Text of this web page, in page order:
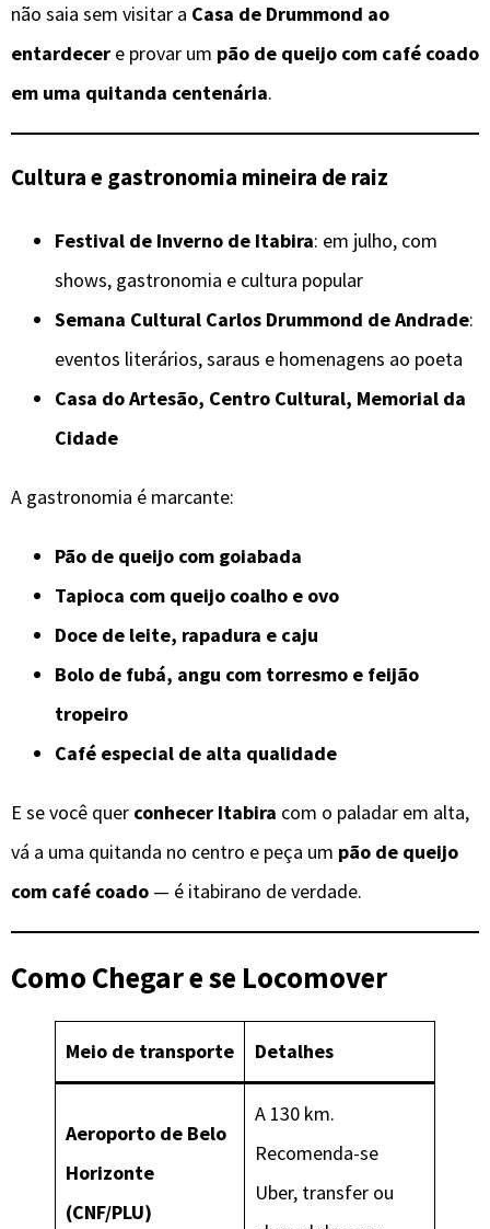
não saia sem visitar a Casa de Drummond ao
entardecer e provar um pão de queijo com café coado
em uma quitanda centenária.
Cultura e gastronomia mineira de raiz
Festival de Inverno de Itabira: em julho, com
shows, gastronomia e cultura popular
Semana Cultural Carlos Drummond de Andrade:
eventos literários, saraus e homenagens ao poeta
Casa do Artesão, Centro Cultural, Memorial da
Cidade
A gastronomia é marcante:
Pão de queijo com goiabada
Tapioca com queijo coalho e ovo
Doce de leite, rapadura e caju
Bolo de fubá, angu com torresmo e feijão
tropeiro
Café especial de alta qualidade
E se você quer conhecer Itabira com o paladar em alta,
vá a uma quitanda no centro e peça um pão de queijo
com café coado — é itabirano de verdade.
Como Chegar e se Locomover
Meio de transporte Detalhes
Aeroporto de Belo
Horizonte
(CNF/PLU)
A 130 km.
Recomenda-se
Uber, transfer ou